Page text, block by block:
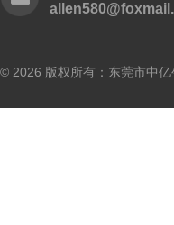
© 2026 版权所有：东莞市中